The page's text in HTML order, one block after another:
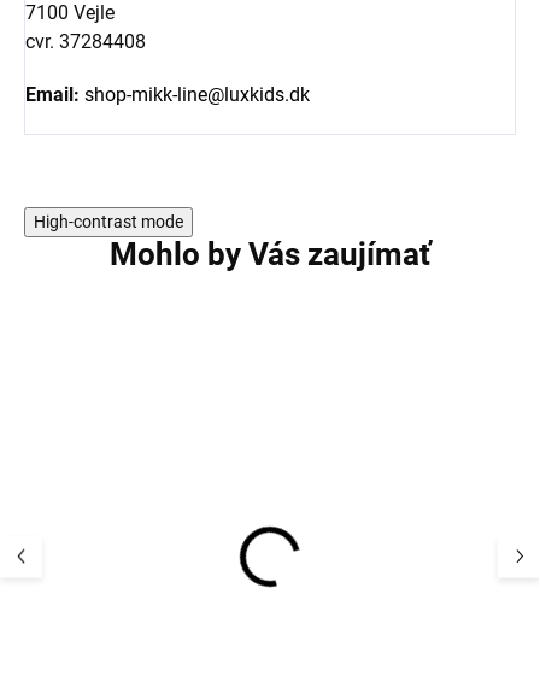
7100 Vejle
cvr. 37284408
Email: shop-mikk-line@luxkids.dk
High-contrast mode
Mohlo by Vás zaujímať